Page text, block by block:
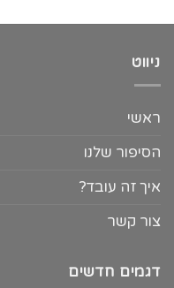
ניווט
ראשי
הסיפור שלנו
איך זה עובד?
צור קשר
דגמים חדשים